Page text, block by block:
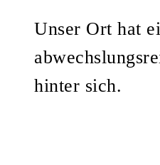
Unser Ort hat
hinter sich.